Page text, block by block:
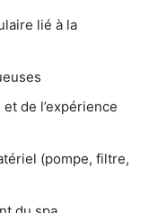
lié à la
de l’expérience
(pompe, filtre,